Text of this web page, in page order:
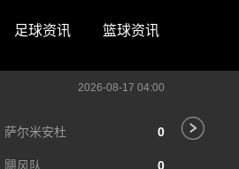
足球资讯 篮球资讯
2026-08-17 04:00
萨尔米安杜 0
飓风队 0